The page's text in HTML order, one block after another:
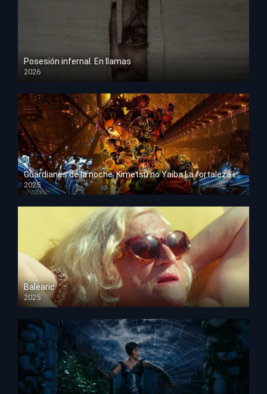
Posesión infernal. En llamas
2026
HD 1080p
Guardianes de la noche: Kimetsu no Yaiba La fortaleza infinita
2025
HD 1080p
Balearic
2025
HD 1080p